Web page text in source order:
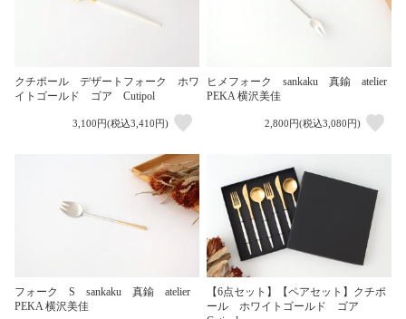
クチポール デザートフォーク ホワ
イトゴールド ゴア Cutipol
3,100円(税込3,410円)
ヒメフォーク sankaku 真鍮 atelier
PEKA 横沢美佳
2,800円(税込3,080円)
フォーク S sankaku 真鍮 atelier
PEKA 横沢美佳
【6点セット】【ペアセット】クチポ
ール ホワイトゴールド ゴア